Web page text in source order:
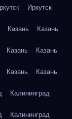
Иркутск
Казань Казань
Казань Казань
Казань Казань
Калининград
Калининград